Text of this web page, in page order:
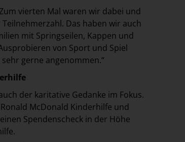
vierten Mal waren wir dabei und
Das haben wir auch
mit Springseilen, Kappen und
von Sport und Spiel
gerne angenommen.“
der karitative Gedanke im Fokus.
McDonald Kinderhilfe und
Spendenscheck in der Höhe